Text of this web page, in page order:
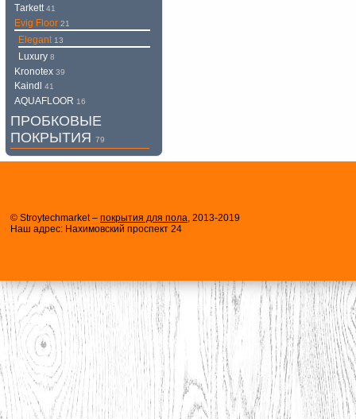
Tаrkett41
Evig Floor 21
Elegant 13
Luxury 8
Kronotex 39
Kaindl 41
AQUAFLOOR 16
ПРОБКОВЫЕ
ПОКРЫТИЯ 79
© Stroytechmarket – покрытия для пола, 2013-2019
Наш адрес: Нахимовский проспект 24